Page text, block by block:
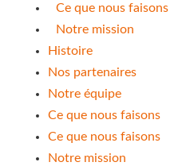
Ce que nous faisons
Notre mission
Histoire
Nos partenaires
Notre équipe
Ce que nous faisons
Ce que nous faisons
Notre mission